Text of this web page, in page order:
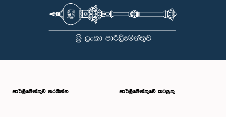
පාර්ලි‌මේන්තුව නරඹන්න පාර්ලිමේන්තුවේ කටයුතු